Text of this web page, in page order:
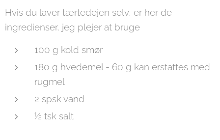
Hvis du laver tærtedejen selv, er her de
ingredienser, jeg plejer at bruge
100 g kold smør
180 g hvedemel - 60 g kan erstattes med
rugmel
2 spsk vand
½ tsk salt